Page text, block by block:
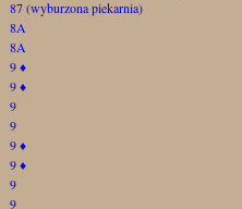
87 (wyburzona piekarnia)
8A
8A
9♦
9♦
9
9
9♦
9♦
9
9